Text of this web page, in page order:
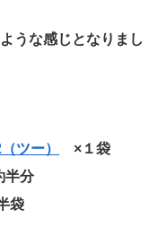
うな感じとなりまし
ツー）
×１袋
半分
袋